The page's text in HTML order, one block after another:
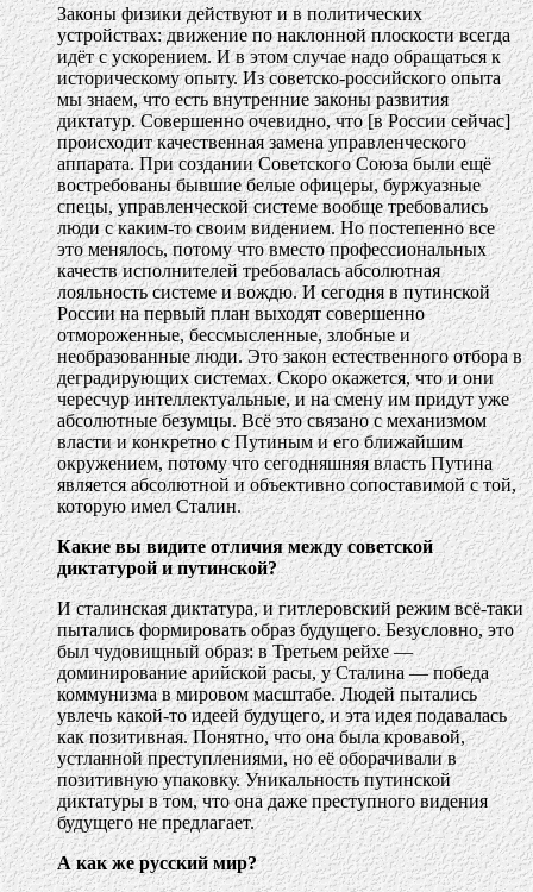
Законы физики действуют и в политических
устройствах: движение по наклонной плоскости всегда
идёт с ускорением. И в этом случае надо обращаться к
историческому опыту. Из советско-российского опыта
мы знаем, что есть внутренние законы развития
диктатур. Совершенно очевидно, что [в России сейчас]
происходит качественная замена управленческого
аппарата. При создании Советского Союза были ещё
востребованы бывшие белые офицеры, буржуазные
спецы, управленческой системе вообще требовались
люди с каким-то своим видением. Но постепенно все
это менялось, потому что вместо профессиональных
качеств исполнителей требовалась абсолютная
лояльность системе и вождю. И сегодня в путинской
России на первый план выходят совершенно
отмороженные, бессмысленные, злобные и
необразованные люди. Это закон естественного отбора в
деградирующих системах. Скоро окажется, что и они
чересчур интеллектуальные, и на смену им придут уже
абсолютные безумцы. Всё это связано с механизмом
власти и конкретно с Путиным и его ближайшим
окружением, потому что сегодняшняя власть Путина
является абсолютной и объективно сопоставимой с той,
которую имел Сталин.
Какие вы видите отличия между советской
диктатурой и путинской?
И сталинская диктатура, и гитлеровский режим всё-таки
пытались формировать образ будущего. Безусловно, это
был чудовищный образ: в Третьем рейхе —
доминирование арийской расы, у Сталина — победа
коммунизма в мировом масштабе. Людей пытались
увлечь какой-то идеей будущего, и эта идея подавалась
как позитивная. Понятно, что она была кровавой,
устланной преступлениями, но её оборачивали в
позитивную упаковку. Уникальность путинской
диктатуры в том, что она даже преступного видения
будущего не предлагает.
А как же русский мир?